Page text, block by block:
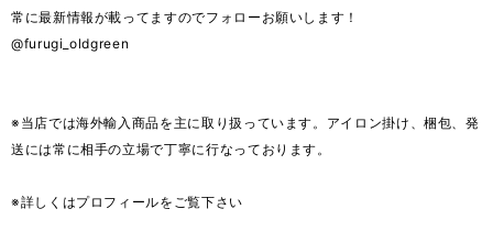
常に最新情報が載ってますのでフォローお願いします！
@furugi_oldgreen
※当店では海外輸入商品を主に取り扱っています。アイロン掛け、梱包、発
送には常に相手の立場で丁寧に行なっております。
※詳しくはプロフィールをご覧下さい